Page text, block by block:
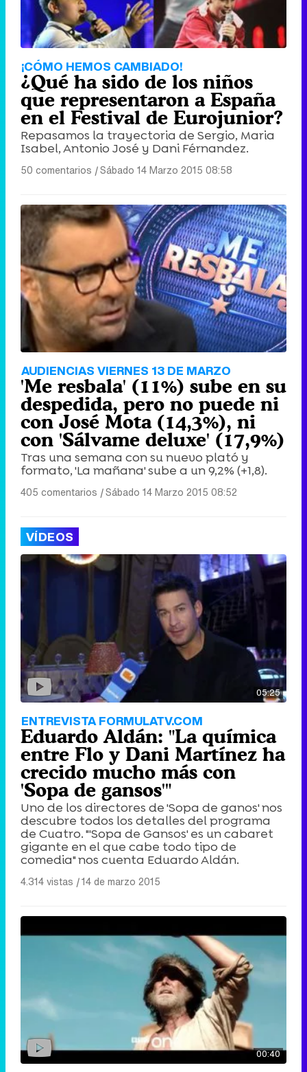
¡CÓMO HEMOS CAMBIADO!
¿Qué ha sido de los niños
que representaron a España
en el Festival de Eurojunior?
Repasamos la trayectoria de Sergio, Maria
Isabel, Antonio José y Dani Férnandez.
50 comentarios |Sábado 14 Marzo 2015 08:58
AUDIENCIAS VIERNES 13 DE MARZO
'Me resbala' (11%) sube en su
despedida, pero no puede ni
con José Mota (14,3%), ni
con 'Sálvame deluxe' (17,9%)
Tras una semana con su nuevo plató y
formato, 'La mañana' sube a un 9,2% (+1,8).
405 comentarios |Sábado 14 Marzo 2015 08:52
VÍDEOS
05:25
ENTREVISTA FORMULATV.COM
Eduardo Aldán: "La química
entre Flo y Dani Martínez ha
crecido mucho más con
'Sopa de gansos'"
Uno de los directores de 'Sopa de ganos' nos
descubre todos los detalles del programa
de Cuatro. "'Sopa de Gansos' es un cabaret
gigante en el que cabe todo tipo de
comedia" nos cuenta Eduardo Aldán.
4.314 vistas |14 de marzo 2015
00:40